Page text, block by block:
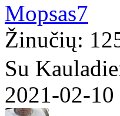
Mopsas7
Žinučių:
Su
2021-02-